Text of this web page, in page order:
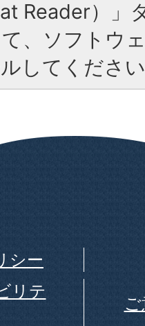
Reader）」
、ソフトウ
してくださ
シー
リテ